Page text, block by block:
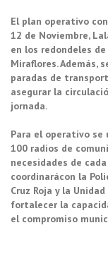
El plan operativo
12 de Noviembre,
en los redondeles de
Miraflores. Además,
paradas de
asegurar la circulació
jornada.
Para el operativo
100 radios de
necesidades de
coordinarácon la
Cruz Roja y la
fortalecer la
el compromiso